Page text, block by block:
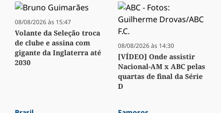
08/08/2026 às 15:47
Volante da Seleção troca
de clube e assina com
gigante da Inglaterra até
2030
08/08/2026 às 14:30
[VÍDEO] Onde assistir
Nacional-AM x ABC pelas
quartas de final da Série
D